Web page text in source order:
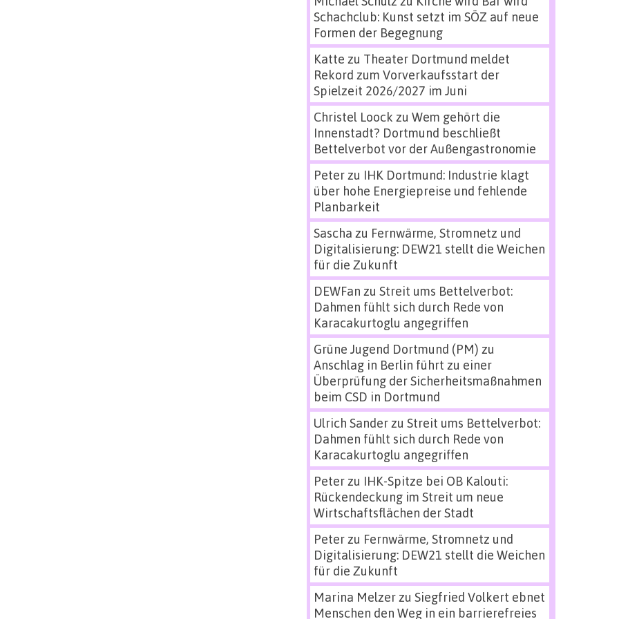
Schachclub: Kunst setzt im SÖZ auf neue
Formen der Begegnung
Katte zu Theater Dortmund meldet
Rekord zum Vorverkaufsstart der
Spielzeit 2026/2027 im Juni
Christel Loock zu Wem gehört die
Innenstadt? Dortmund beschließt
Bettelverbot vor der Außengastronomie
Peterzu IHK Dortmund: Industrie klagt
über hohe Energiepreise und fehlende
Planbarkeit
Sascha zu Fernwärme, Stromnetz und
Digitalisierung: DEW21 stellt die Weichen
für die Zukunft
DEWFan zu Streit ums Bettelverbot:
Dahmen fühlt sich durch Rede von
Karacakurtoglu angegriffen
Grüne Jugend Dortmund (PM) zu
Anschlag in Berlin führt zu einer
Überprüfung der Sicherheitsmaßnahmen
beim CSD in Dortmund
Ulrich Sanderzu Streit ums Bettelverbot:
Dahmen fühlt sich durch Rede von
Karacakurtoglu angegriffen
Peterzu IHK-Spitze bei OB Kalouti:
Rückendeckung im Streit um neue
Wirtschaftsflächen der Stadt
Peterzu Fernwärme, Stromnetz und
Digitalisierung: DEW21 stellt die Weichen
für die Zukunft
Marina Melzerzu Siegfried Volkert ebnet
Menschen den Weg in ein barrierefreies